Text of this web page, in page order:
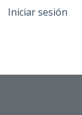
de
Iniciar sesión